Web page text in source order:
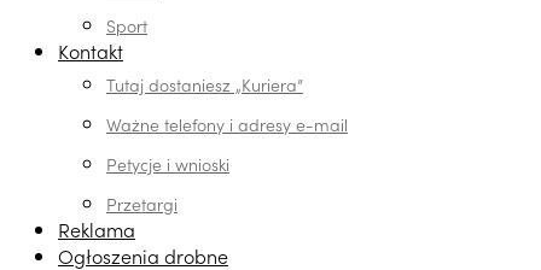
Sport
Kontakt
Tutaj dostaniesz „Kuriera”
Ważne telefony i adresy e-mail
Petycje i wnioski
Przetargi
Reklama
Ogłoszenia drobne